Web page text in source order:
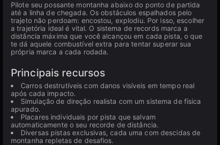
Pilote seu possante montanha abaixo do ponto de partida
até a linha de chegada. Os obstáculos espalhados pelo
trajeto não perdoam: encostou, explodiu. Por isso, escolher
a trajetória ideal é vital. O sistema de records marca a
distância máxima que você alcançou em cada pista, o que
te dá aquele combustível extra para tentar superar sua
própria marca a cada rodada.
Principais recursos
Carros destrutíveis com danos visíveis em tempo real
após cada impacto.
Simulação de direção realista com um sistema de física
apurado.
Placares individuais por pista que salvam
automaticamente o seu recorde de distância.
Diversas pistas exclusivas, cada uma com descidas de
montanha repletas de desafios.